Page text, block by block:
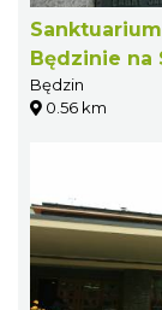
Będzinie na
Będzin
0.56 km